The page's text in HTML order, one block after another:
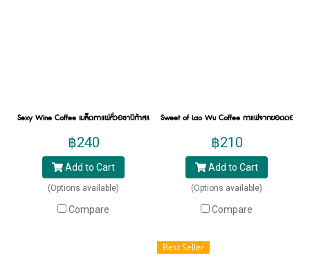
Sexy Wine Coffee เมล็ดกาแฟคั่วอราบิก้าสเปเชียลตี้ เซ็กซี่ ไวน์
฿240
Add to Cart
(Options available)
Compare
Sweet of Lao Wu Coffee กาแฟจากยอดดอยลาวู
฿210
Add to Cart
(Options available)
Compare
Best Seller